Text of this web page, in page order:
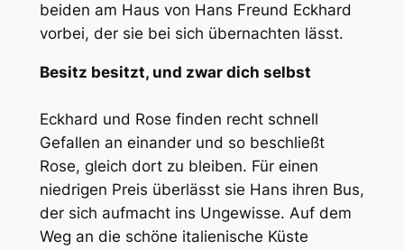
beiden am Haus von Hans Freund Eckhard
vorbei, der sie bei sich übernachten lässt.
Besitz besitzt, und zwar dich selbst
Eckhard und Rose finden recht schnell
Gefallen an einander und so beschließt
Rose, gleich dort zu bleiben. Für einen
niedrigen Preis überlässt sie Hans ihren Bus,
der sich aufmacht ins Ungewisse. Auf dem
Weg an die schöne italienische Küste